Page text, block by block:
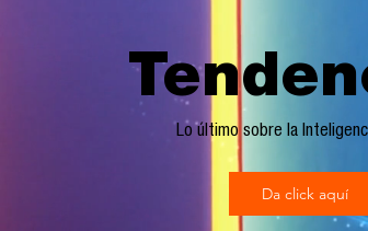
Lo último sobre la
Da click aquí